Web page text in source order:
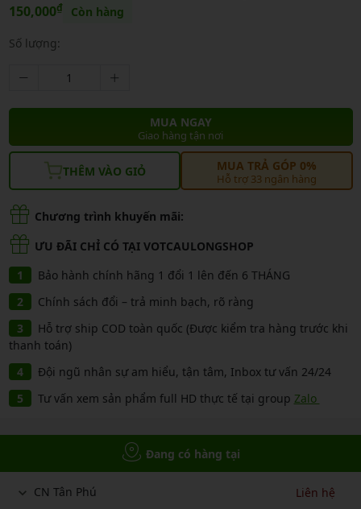
150,000₫ Còn hàng
Số lượng:
MUA NGAY
Giao hàng tận nơi
THÊM VÀO GIỎ MUA TRẢ GÓP 0%
Hỗ trợ 33 ngân hàng
Chương trình khuyến mãi:
ƯU ĐÃI CHỈ CÓ TẠI VOTCAULONGSHOP
Bảo hành chính hãng 1 đổi 1 lên đến 6 THÁNG
Chính sách đổi – trả minh bạch, rõ ràng
Hỗ trợ ship COD toàn quốc (Được kiểm tra hàng trước khi
thanh toán)
Đội ngũ nhân sự am hiểu, tận tâm, Inbox tư vấn 24/24
Tư vấn xem sản phẩm full HD thực tế tại group Zalo
Đang có hàng tại
CN Tân Phú Liên hệ